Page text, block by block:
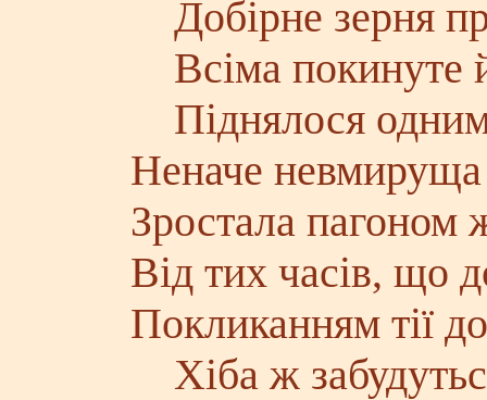
Добірне зерня
Всіма покинуте
Піднялося
Неначе
Зростала пагоном
Від тих часів, що
Покликанням тії
Хіба ж